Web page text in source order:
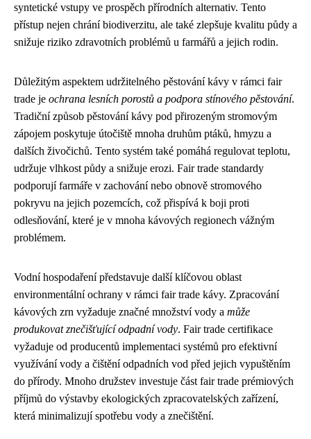
syntetické vstupy ve prospěch přírodních alternativ. Tento
přístup nejen chrání biodiverzitu, ale také zlepšuje kvalitu půdy a
snižuje riziko zdravotních problémů u farmářů a jejich rodin.
Důležitým aspektem udržitelného pěstování kávy v rámci fair
trade je ochrana lesních porostů a podpora stínového pěstování.
Tradiční způsob pěstování kávy pod přirozeným stromovým
zápojem poskytuje útočiště mnoha druhům ptáků, hmyzu a
dalších živočichů. Tento systém také pomáhá regulovat teplotu,
udržuje vlhkost půdy a snižuje erozi. Fair trade standardy
podporují farmáře v zachování nebo obnově stromového
pokryvu na jejich pozemcích, což přispívá k boji proti
odlesňování, které je v mnoha kávových regionech vážným
problémem.
Vodní hospodaření představuje další klíčovou oblast
environmentální ochrany v rámci fair trade kávy. Zpracování
kávových zrn vyžaduje značné množství vody a může
produkovat znečišťující odpadní vody. Fair trade certifikace
vyžaduje od producentů implementaci systémů pro efektivní
využívání vody a čištění odpadních vod před jejich vypuštěním
do přírody. Mnoho družstev investuje část fair trade prémiových
příjmů do výstavby ekologických zpracovatelských zařízení,
která minimalizují spotřebu vody a znečištění.